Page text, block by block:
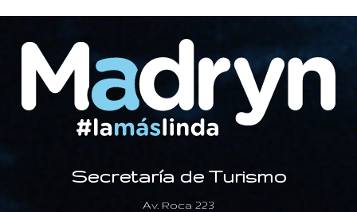
Secretaría de Turismo
Av. Roca 223